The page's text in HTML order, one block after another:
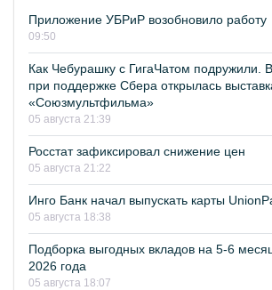
Приложение УБРиР возобновило работу
09:50
Как Чебурашку с ГигаЧатом подружили.
при поддержке Сбера открылась
«Союзмультфильма»
05 августа 21:39
Росстат зафиксировал снижение цен
05 августа 21:22
Инго Банк начал выпускать карты
05 августа 18:38
Подборка выгодных вкладов на 5-6
2026 года
05 августа 18:07